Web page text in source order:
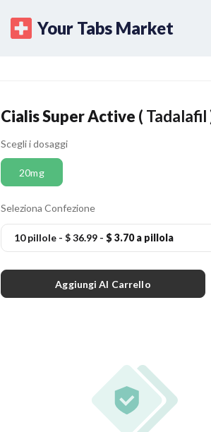
Your Tabs Market
Cialis Super Active ( Tadalafil
Scegli i dosaggi
20mg
Seleziona Confezione
10 pillole - $ 36.99 - $ 3.70 a pillola
Aggiungi Al Carrello